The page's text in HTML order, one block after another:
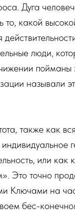
Дуга
какой
люди,
также как
или
Это точно
Ключами на
бес-